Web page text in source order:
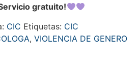
gratuito!
CIC Etiquetas: CIC
, VIOLENCIA DE GENERO